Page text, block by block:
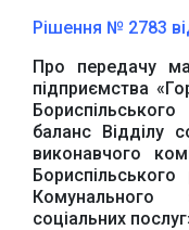
Рішення № 2783
Про передачу
підприємства
баланс Відділу
виконавчого
соціальних